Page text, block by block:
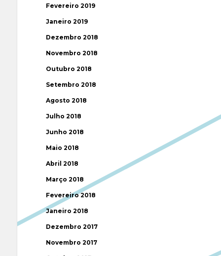
Fevereiro 2019
Janeiro 2019
Dezembro 2018
Novembro 2018
Outubro 2018
Setembro 2018
Agosto 2018
Julho 2018
Junho 2018
Maio 2018
Abril 2018
Março 2018
Fevereiro 2018
Janeiro 2018
Dezembro 2017
Novembro 2017